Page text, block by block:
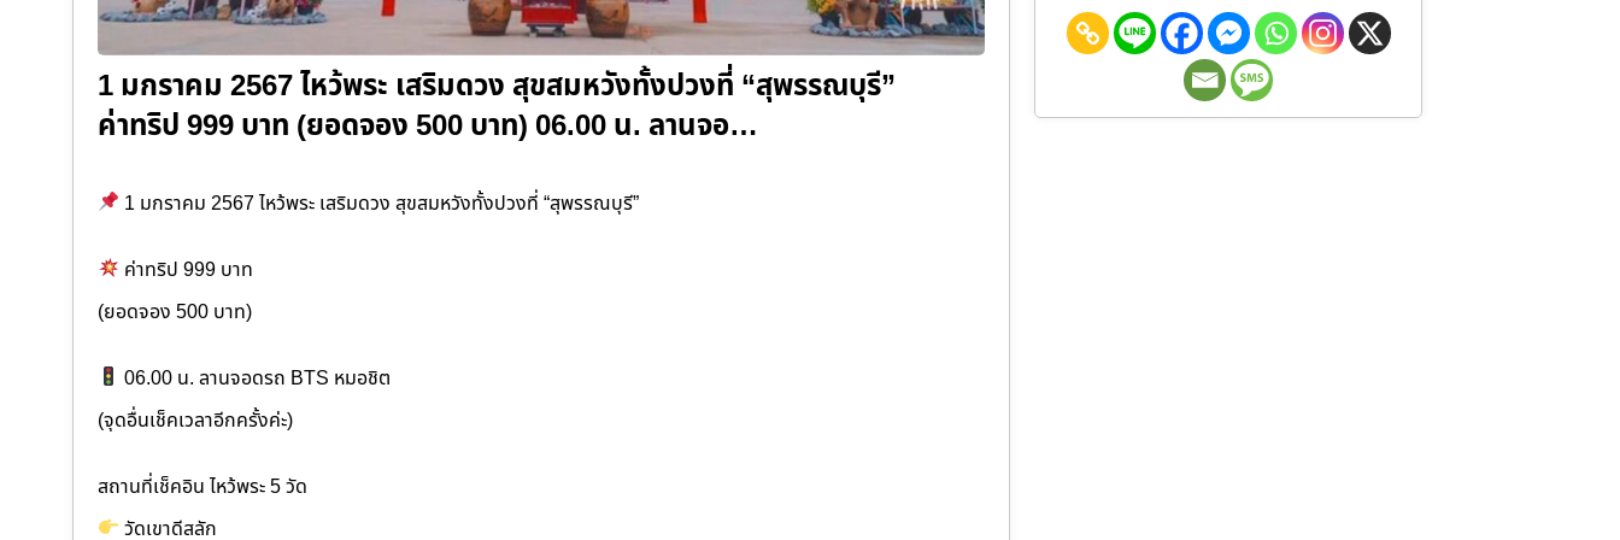
1 มกราคม 2567 ไหว้พระ เสริมดวง สุขสมหวังทั้งปวงที่ “สุพรรณบุรี”
ค่าทริป 999 บาท (ยอดจอง 500 บาท) 06.00 น. ลานจอ…
1 มกราคม 2567 ไหว้พระ เสริมดวง สุขสมหวังทั้งปวงที่ “สุพรรณบุรี”
ค่าทริป 999 บาท
(ยอดจอง 500 บาท)
06.00 น. ลานจอดรถ BTS หมอชิต
(จุดอื่นเช็คเวลาอีกครั้งค่ะ)
สถานที่เช็คอิน ไหว้พระ 5 วัด
วัดเขาดีสลัก